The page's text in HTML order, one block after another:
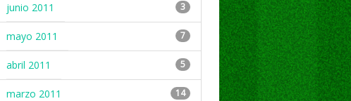
junio 2011 3
mayo 2011 7
abril 2011 5
marzo 2011 14